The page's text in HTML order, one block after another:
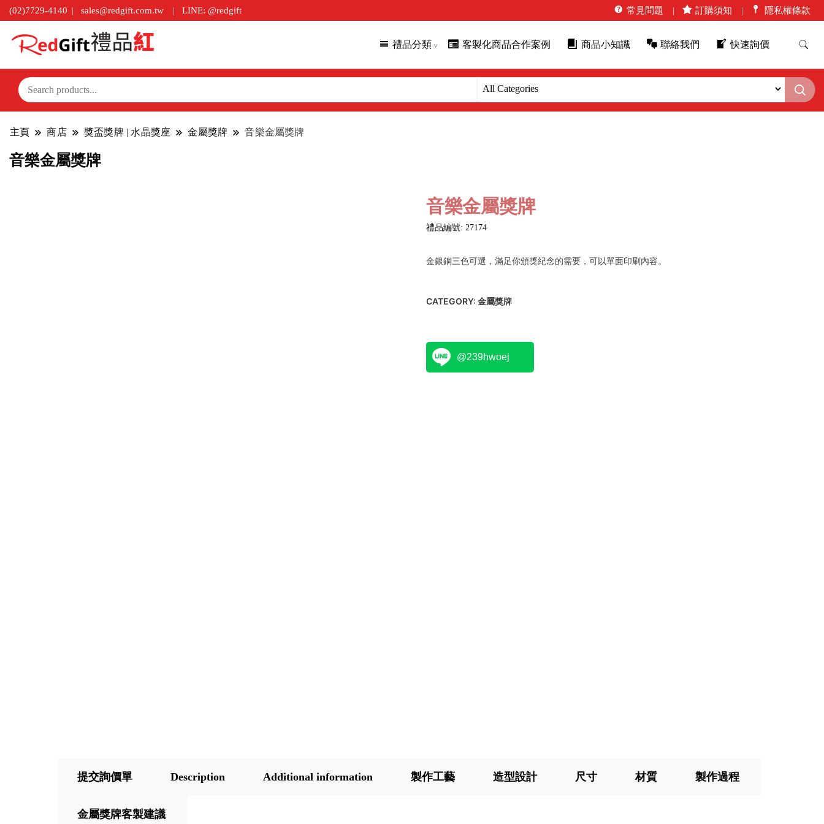
(02)7729-4140 sales@redgift.com.tw LINE: @redgift 常見問題 訂購須知 隱私權條款
禮品分類 客製化商品合作案例 商品小知識 聯絡我們 快速詢價
主頁 商店 獎盃獎牌 | 水晶獎座 金屬獎牌 音樂金屬獎牌
音樂金屬獎牌
音樂金屬獎牌
禮品編號: 27174
金銀銅三色可選，滿足你頒獎紀念的需要，可以單面印刷內容。
CATEGORY:金屬獎牌
@239hwoej
提交詢價單 Description Additional information 製作工藝 造型設計 尺寸 材質 製作過程
金屬獎牌客製建議